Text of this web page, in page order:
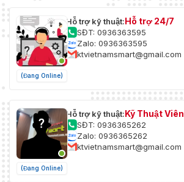
(Đang Online)
Hỗ trợ kỹ thuật:Hỗ trợ 24/7
SĐT: 0936363595
Zalo: 0936363595
ktvietnamsmart@gmail.com
(Đang Online)
Hỗ trợ kỹ thuật:Kỹ Thuật Viên
SĐT: 0936365262
Zalo: 0936365262
ktvietnamsmart@gmail.com